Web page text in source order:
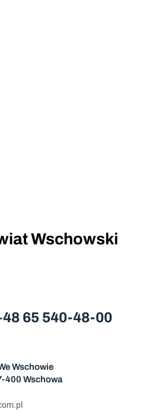
Wschowski
65 540-48-00
Wschowie
400 Wschowa